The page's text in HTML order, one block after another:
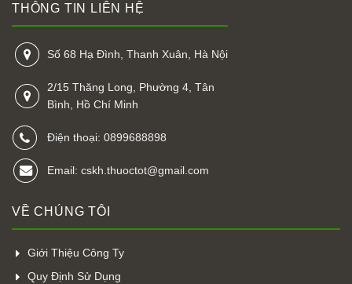
THÔNG TIN LIÊN HỆ
Số 68 Hạ Đình, Thanh Xuân, Hà Nội
2/15 Thăng Long, Phường 4, Tân
Bình, Hồ Chí Minh
Điện thoại: 0899688898
Email: cskh.thuoctot@gmail.com
VỀ CHÚNG TÔI
Giới Thiệu Công Ty
Quy Định Sử Dụng